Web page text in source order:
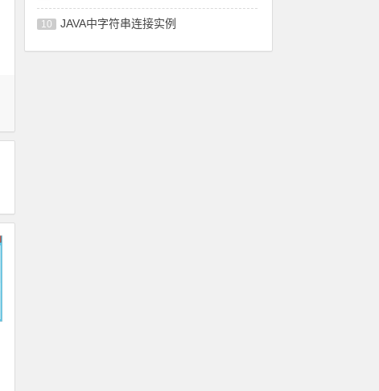
10 JAVA中字符串连接实例